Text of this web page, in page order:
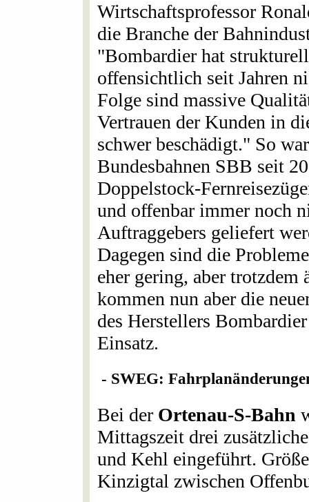
Wirtschaftsprofessor
die Branche der
"Bombardier hat
offensichtlich seit Jahren
Folge sind massive
Vertrauen der Kunden in
schwer beschädigt." So
Bundesbahnen SBB seit
Doppelstock-
und offenbar immer noch
Auftraggebers geliefert
Dagegen sind die
eher gering, aber
kommen nun aber die
des Herstellers
Einsatz.
- SWEG:
Bei der Ortenau-S-Bahn
Mittagszeit drei
und Kehl eingeführt.
Kinzigtal zwischen